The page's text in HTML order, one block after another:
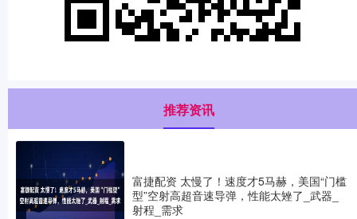
推荐资讯
富捷配资 太慢了！速度才5马赫，美国“门槛
型”空射高超音速导弹，性能太矬了_武器_
射程_需求